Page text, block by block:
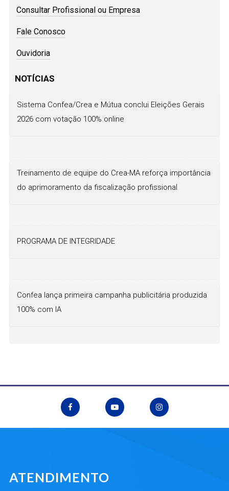
Consultar Profissional ou Empresa
Fale Conosco
Ouvidoria
NOTÍCIAS
Sistema Confea/Crea e Mútua conclui Eleições Gerais
2026 com votação 100% online
Treinamento de equipe do Crea-MA reforça importância
do aprimoramento da fiscalização profissional
PROGRAMA DE INTEGRIDADE
Confea lança primeira campanha publicitária produzida
100% com IA
ATENDIMENTO